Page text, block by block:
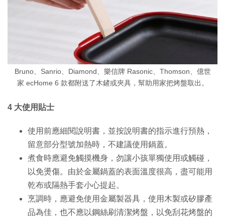
Bruno、Sanrio、Diamond、樂信牌 Rasonic、Thomson、億世
家 ecHome 6 款都附送了木鏟或夾具，幫助用家把烤盤取出。
4 大使用貼士
使用前應細閱說明書，並按說明書的指示進行預熱，
留意部分型號加熱時，不建議使用鍋蓋。
煮食時應避免觸摸機身，勿讓小孩單獨使用或觸碰，
以免燙傷。由於金屬鍋蓋的表面溫度很高，盡可能用
乾布或隔熱手套小心提起。
烹調時，應避免使用金屬製器具，使用木製或矽膠產
品為佳，也不應以鋼絲刷清潔烤盤，以免刮花烤盤的